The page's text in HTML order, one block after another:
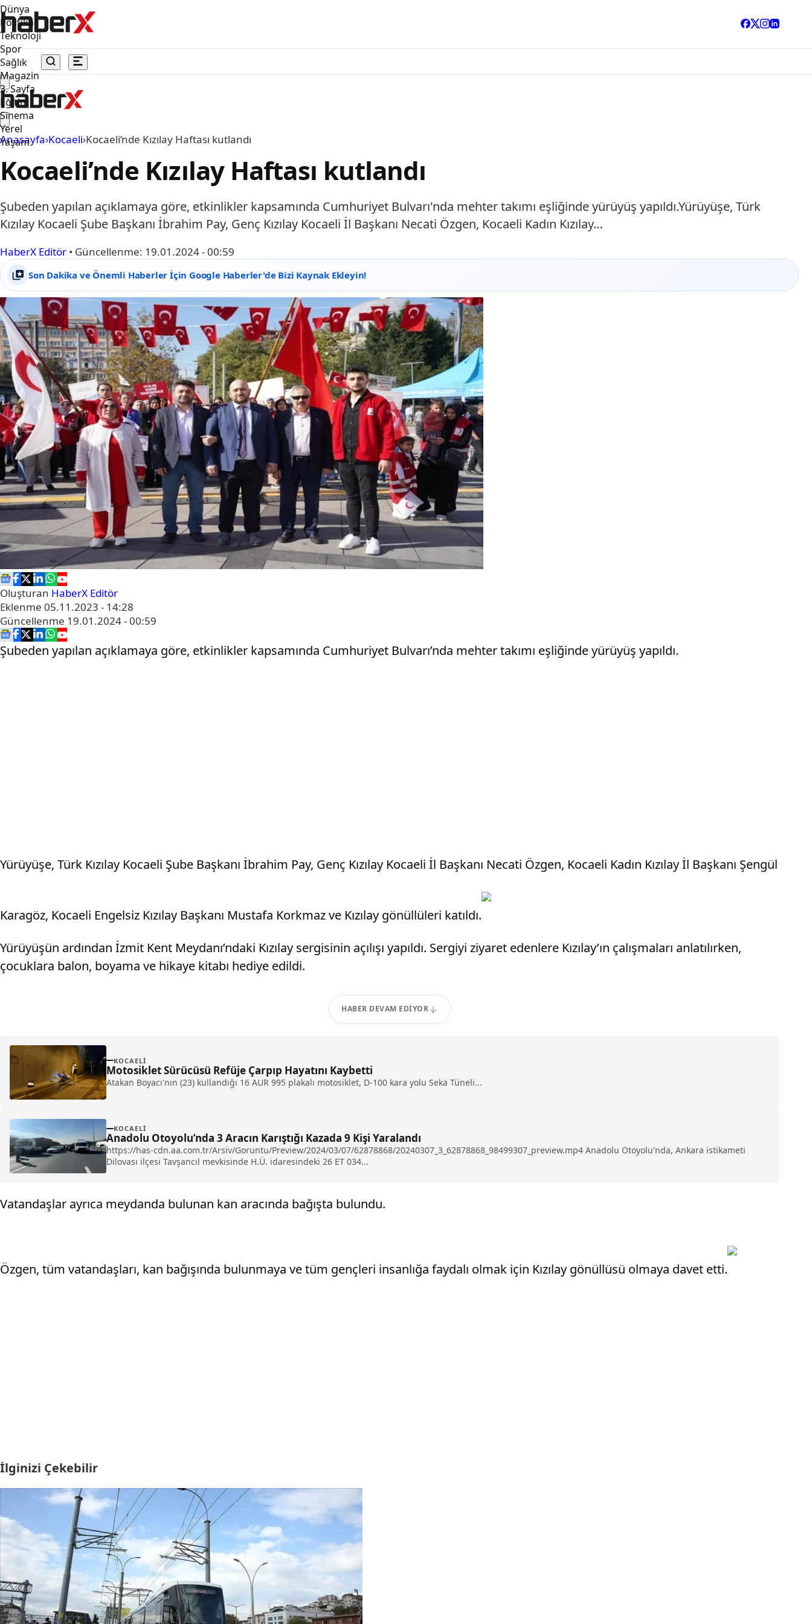
Dünya
Politika
Teknoloji
Spor
Sağlık
Magazin
3. Sayfa
Eğitim
Sinema
Yerel
Yaşam
Anasayfa›Kocaeli›Kocaeli’nde Kızılay Haftası kutlandı
Kocaeli’nde Kızılay Haftası kutlandı
Şubeden yapılan açıklamaya göre, etkinlikler kapsamında Cumhuriyet Bulvarı'nda mehter takımı eşliğinde yürüyüş yapıldı.Yürüyüşe, Türk
Kızılay Kocaeli Şube Başkanı İbrahim Pay, Genç Kızılay Kocaeli İl Başkanı Necati Özgen, Kocaeli Kadın Kızılay…
HaberX Editör • Güncellenme: 19.01.2024 - 00:59
Son Dakika ve Önemli Haberler İçin Google Haberler'de Bizi Kaynak Ekleyin!
Oluşturan HaberX Editör
Eklenme 05.11.2023 - 14:28
Güncellenme 19.01.2024 - 00:59
Şubeden yapılan açıklamaya göre, etkinlikler kapsamında Cumhuriyet Bulvarı’nda mehter takımı eşliğinde yürüyüş yapıldı.
Yürüyüşe, Türk Kızılay Kocaeli Şube Başkanı İbrahim Pay, Genç Kızılay Kocaeli İl Başkanı Necati Özgen, Kocaeli Kadın Kızılay İl Başkanı Şengül
Karagöz, Kocaeli Engelsiz Kızılay Başkanı Mustafa Korkmaz ve Kızılay gönüllüleri katıldı.
Yürüyüşün ardından İzmit Kent Meydanı’ndaki Kızılay sergisinin açılışı yapıldı. Sergiyi ziyaret edenlere Kızılay’ın çalışmaları anlatılırken,
çocuklara balon, boyama ve hikaye kitabı hediye edildi.
HABER DEVAM EDIYOR
KOCAELI
Motosiklet Sürücüsü Refüje Çarpıp Hayatını Kaybetti
Atakan Boyacı'nın (23) kullandığı 16 AUR 995 plakalı motosiklet, D-100 kara yolu Seka Tüneli...
KOCAELI
Anadolu Otoyolu’nda 3 Aracın Karıştığı Kazada 9 Kişi Yaralandı
https://has-cdn.aa.com.tr/Arsiv/Goruntu/Preview/2024/03/07/62878868/20240307_3_62878868_98499307_preview.mp4 Anadolu Otoyolu'nda, Ankara istikameti
Dilovası ilçesi Tavşancıl mevkisinde H.Ü. idaresindeki 26 ET 034...
Vatandaşlar ayrıca meydanda bulunan kan aracında bağışta bulundu.
Özgen, tüm vatandaşları, kan bağışında bulunmaya ve tüm gençleri insanlığa faydalı olmak için Kızılay gönüllüsü olmaya davet etti.
İlginizi Çekebilir